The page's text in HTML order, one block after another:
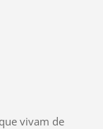
vivam de